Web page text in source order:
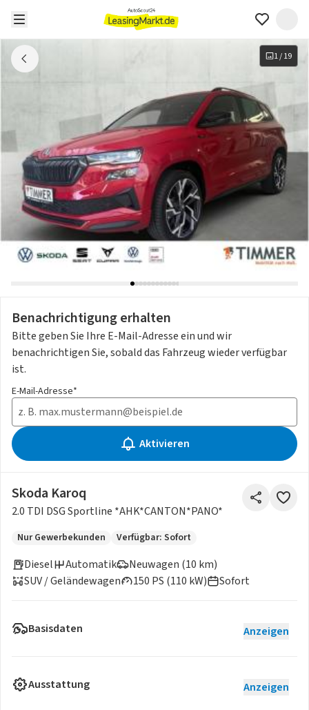
1/19
Benachrichtigung erhalten
Bitte geben Sie Ihre E-Mail-Adresse ein und wir
benachrichtigen Sie, sobald das Fahrzeug wieder verfügbar
ist.
E-Mail-Adresse*
Aktivieren
Skoda Karoq
2.0 TDI DSG Sportline *AHK*CANTON*PANO*
Nur Gewerbekunden Verfügbar: Sofort
Diesel
Neuwagen (10 km)
150 PS (110 kW)
Automatik
SUV / Geländewagen
Sofort
Basisdaten Anzeigen
Ausstattung Anzeigen